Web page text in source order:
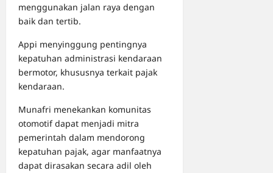
menggunakan jalan raya dengan
baik dan tertib.
Appi menyinggung pentingnya
kepatuhan administrasi kendaraan
bermotor, khususnya terkait pajak
kendaraan.
Munafri menekankan komunitas
otomotif dapat menjadi mitra
pemerintah dalam mendorong
kepatuhan pajak, agar manfaatnya
dapat dirasakan secara adil oleh